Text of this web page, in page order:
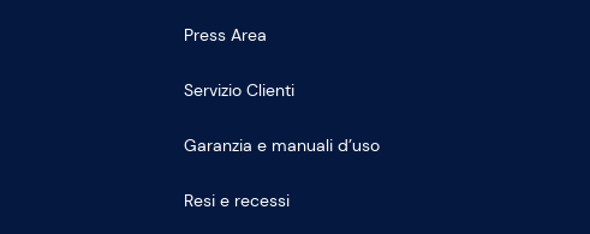
Press Area
Servizio Clienti
Garanzia e manuali d’uso
Resi e recessi